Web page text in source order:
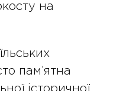
на
пам’ятна
історичної